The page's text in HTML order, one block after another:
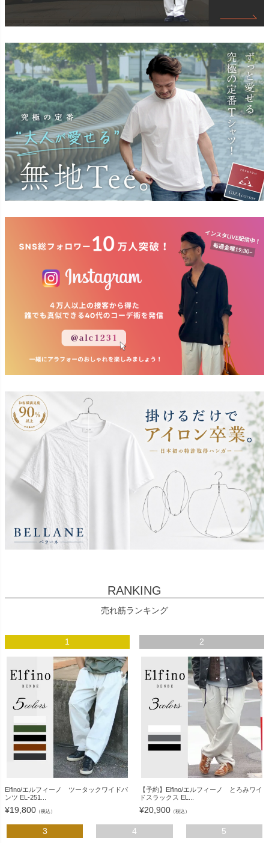
RANKING
売れ筋ランキング
1
Elfino/エルフィーノ ツータックワイドパ
ンツ EL-251...
¥19,800 （税込）
2
【予約】Elfino/エルフィーノ とろみワイ
ドスラックス EL...
¥20,900 （税込）
3 4 5